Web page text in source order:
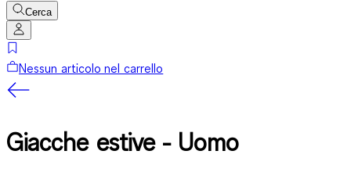
Cerca
Nessun articolo nel carrello
Giacche estive - Uomo